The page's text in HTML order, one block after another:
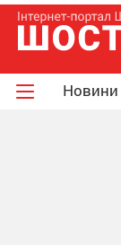
Новини